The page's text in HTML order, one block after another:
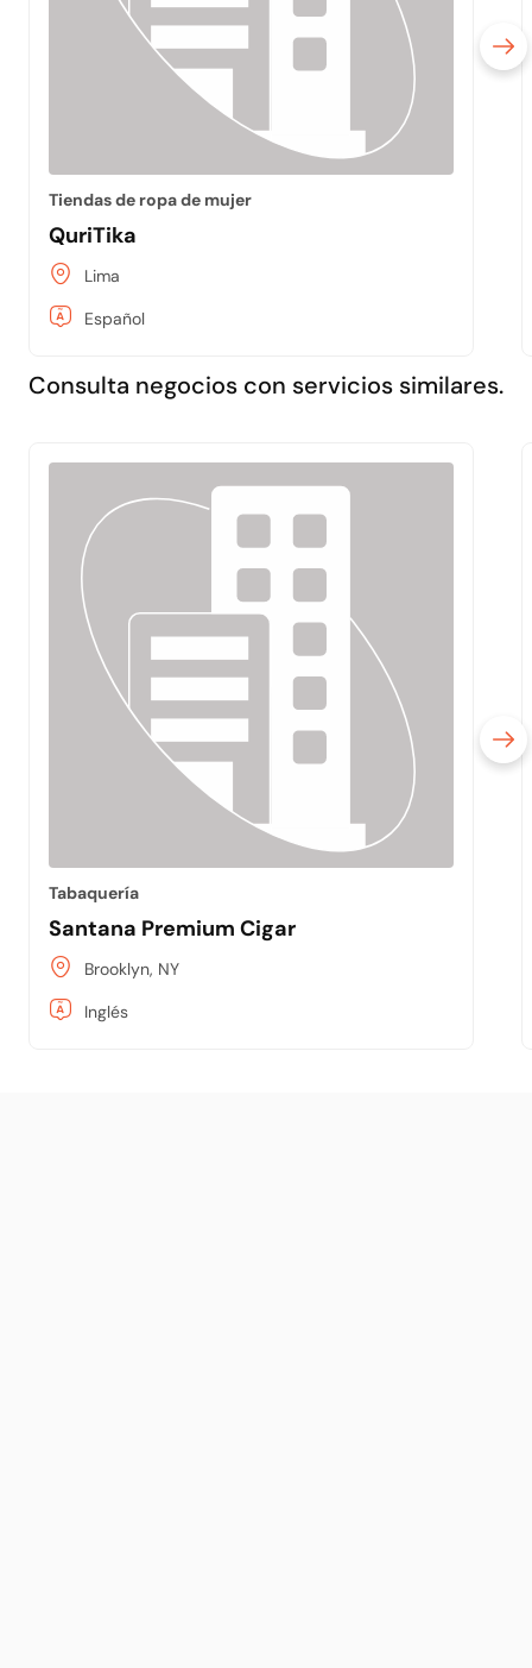
Tiendas de ropa de mujer
QuriTika
Lima
Español
Consulta negocios con servicios similares.
Tabaquería
Santana Premium Cigar
Brooklyn, NY
Inglés